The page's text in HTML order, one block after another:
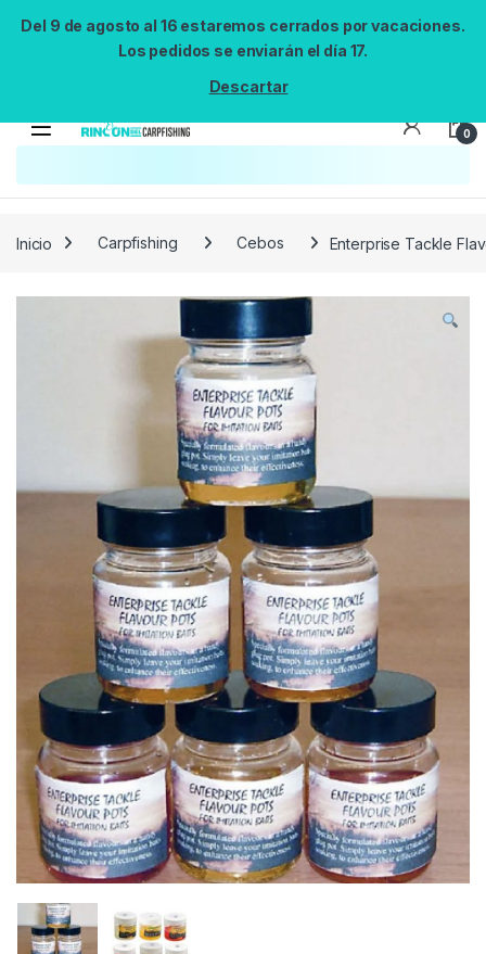
Del 9 de agosto al 16 estaremos cerrados por vacaciones.
Los pedidos se enviarán el día 17.
Descartar
0
No se pudo cargar el widget de búsqueda.
Inténtalo de nuevo.
Reintentar
Carpfishing Cebos Enterprise Tackle